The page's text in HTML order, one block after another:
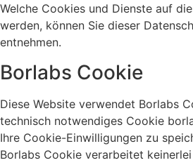
Welche Cookies und Dienste auf
werden, können Sie dieser
entnehmen.
Borlabs Cookie
Diese Website verwendet Borlabs
technisch notwendiges Cookie
Ihre Cookie-Einwilligungen zu
Borlabs Cookie verarbeitet